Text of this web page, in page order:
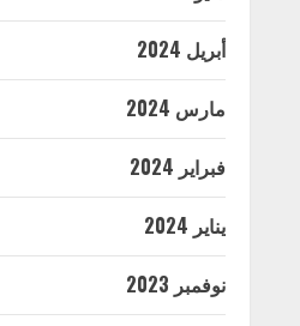
أبريل 2024
مارس 2024
فبراير 2024
يناير 2024
نوفمبر 2023